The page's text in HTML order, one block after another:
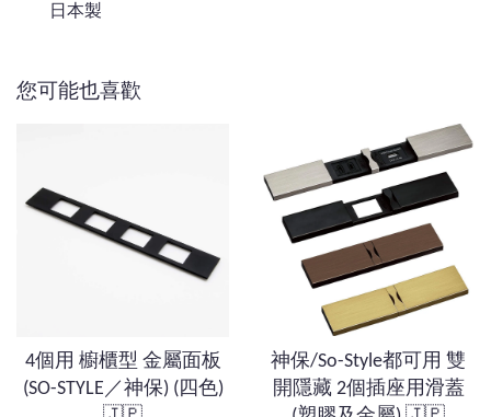
日本製
您可能也喜歡
4個用 櫥櫃型 金屬面板
(SO-STYLE／神保) (四色)
神保/So-Style都可用 雙
開隱藏 2個插座用滑蓋